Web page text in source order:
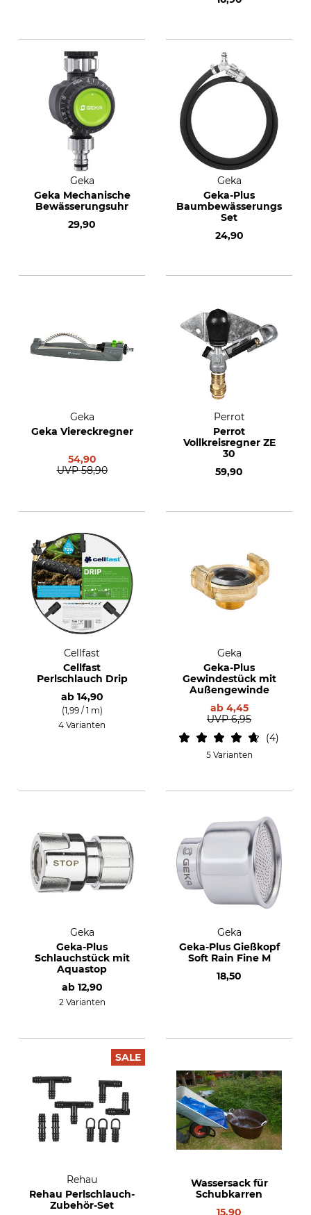
Geka
Geka Mechanische
Bewässerungsuhr
29,90
Geka
Geka-Plus
Baumbewässerungs-
Set
24,90
Geka
Geka Viereckregner
54,90
UVP 58,90
Perrot
Perrot
Vollkreisregner ZE
30
59,90
Cellfast
Cellfast
Perlschlauch Drip
ab 14,90
(1,99 / 1 m)
4 Varianten
Geka
Geka-Plus
Gewindestück mit
Außengewinde
ab 4,45
UVP 6,95
4
5 Varianten
Geka
Geka-Plus
Schlauchstück mit
Aquastop
ab 12,90
2 Varianten
Geka
Geka-Plus Gießkopf
Soft Rain Fine M
18,50
SALE
Rehau
Rehau Perlschlauch-
Zubehör-Set
Wassersack für
Schubkarren
15,90